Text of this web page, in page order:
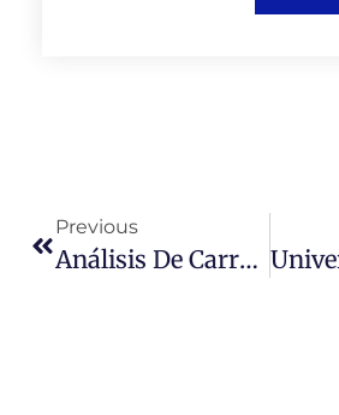
Previous
Análisis De Carreras De Pedagogía En Chile: Presente Y Futuro. Dra. Ana Luz Durán